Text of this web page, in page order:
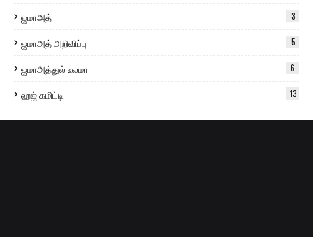
ஜமாஅத் 3
ஜமாஅத் அறிவிப்பு 5
ஜமாஅத்துல் உலமா 6
ஹஜ் கமிட்டி 13